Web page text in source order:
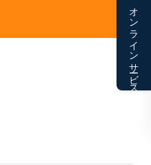
オンラインサービス